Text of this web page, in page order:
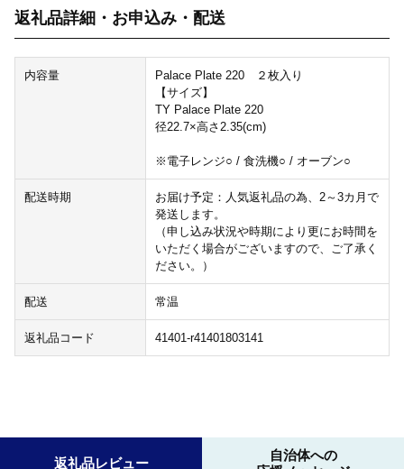
返礼品詳細・お申込み・配送
内容量
Palace Plate 220 ２枚入り
【サイズ】
TY Palace Plate 220
径22.7×高さ2.35(cm)
※電子レンジ○ / 食洗機○ / オーブン○
配送時期
お届け予定：人気返礼品の為、2～3カ月で
発送します。
（申し込み状況や時期により更にお時間を
いただく場合がございますので、ご了承く
ださい。）
配送 常温
返礼品コード 41401-r41401803141
返礼品レビュー
自治体への